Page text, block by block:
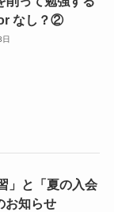
なし？②
」と「夏の入会
お知らせ